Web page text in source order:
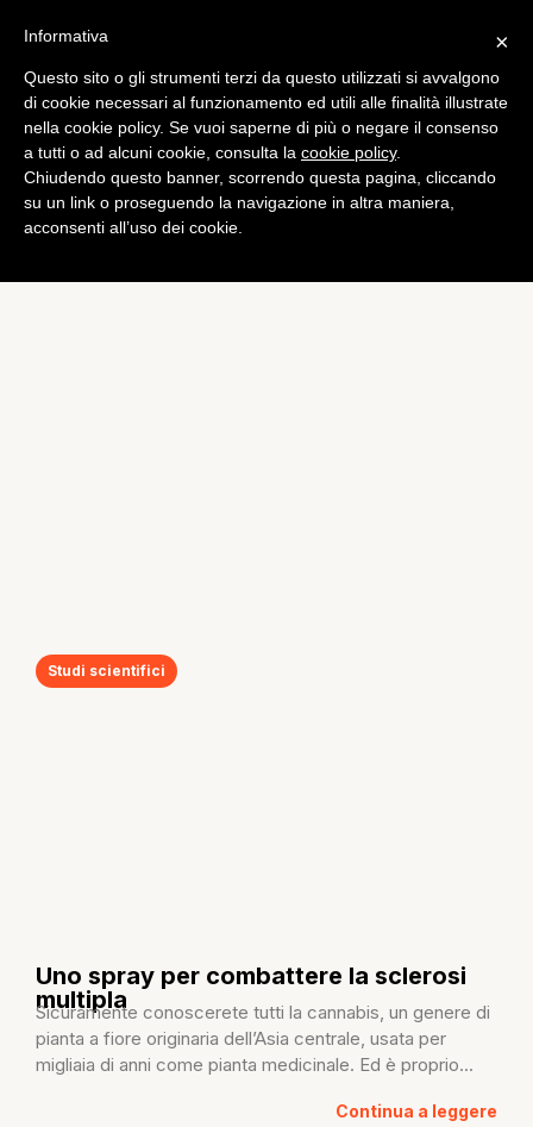
Studi scientifici
Uno spray per combattere la sclerosi
multipla
Sicuramente conoscerete tutti la cannabis, un genere di
pianta a fiore originaria dell’Asia centrale, usata per
migliaia di anni come pianta medicinale. Ed è proprio...
Continua a leggere
×
Informativa
Questo sito o gli strumenti terzi da questo utilizzati si avvalgono
di cookie necessari al funzionamento ed utili alle finalità illustrate
nella cookie policy. Se vuoi saperne di più o negare il consenso
a tutti o ad alcuni cookie, consulta la cookie policy.
Chiudendo questo banner, scorrendo questa pagina, cliccando
su un link o proseguendo la navigazione in altra maniera,
acconsenti all’uso dei cookie.